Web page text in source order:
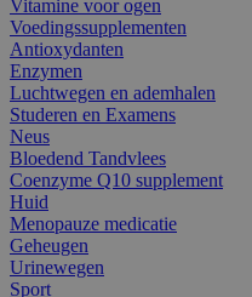
Vitamine voor ogen
Voedingssupplementen
Antioxydanten
Enzymen
Luchtwegen en ademhalen
Studeren en Examens
Neus
Bloedend Tandvlees
Coenzyme Q10 supplement
Huid
Menopauze medicatie
Geheugen
Urinewegen
Sport